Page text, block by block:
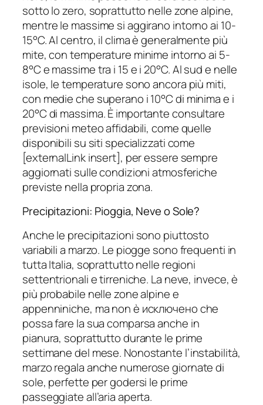
sotto lo zero, soprattutto nelle zone alpine,
mentre le massime si aggirano intorno ai 10-
15°C. Al centro, il clima è generalmente più
mite, con temperature minime intorno ai 5-
8°C e massime tra i 15 e i 20°C. Al sud e nelle
isole, le temperature sono ancora più miti,
con medie che superano i 10°C di minima e i
20°C di massima. È importante consultare
previsioni meteo affidabili, come quelle
disponibili su siti specializzati come
[externalLink insert], per essere sempre
aggiornati sulle condizioni atmosferiche
previste nella propria zona.
Precipitazioni: Pioggia, Neve o Sole?
Anche le precipitazioni sono piuttosto
variabili a marzo. Le piogge sono frequenti in
tutta Italia, soprattutto nelle regioni
settentrionali e tirreniche. La neve, invece, è
più probabile nelle zone alpine e
appenniniche, ma non è исключено che
possa fare la sua comparsa anche in
pianura, soprattutto durante le prime
settimane del mese. Nonostante l’instabilità,
marzo regala anche numerose giornate di
sole, perfette per godersi le prime
passeggiate all’aria aperta.